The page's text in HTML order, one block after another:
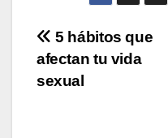
Navegación
de
5 hábitos que
afectan tu vida
sexual